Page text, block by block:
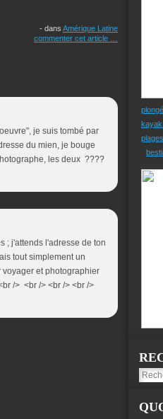
- dans Amérique Latine
commenter cet article
je suis tombé par
du mien, je bouge
les deux ????
; j'attends l'adresse de ton
tout simplement un
et photographier
/> <br /> <br /> <br />